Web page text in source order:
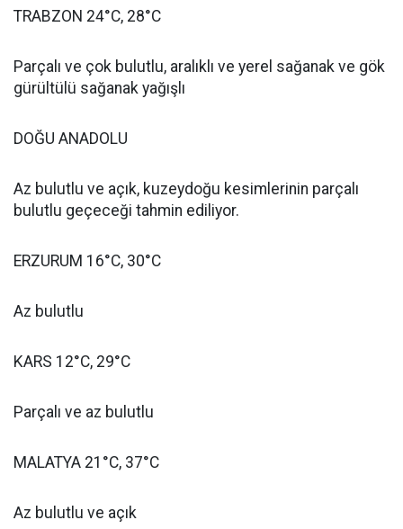
TRABZON 24°C, 28°C
Parçalı ve çok bulutlu, aralıklı ve yerel sağanak ve gök
gürültülü sağanak yağışlı
DOĞU ANADOLU
Az bulutlu ve açık, kuzeydoğu kesimlerinin parçalı
bulutlu geçeceği tahmin ediliyor.
ERZURUM 16°C, 30°C
Az bulutlu
KARS 12°C, 29°C
Parçalı ve az bulutlu
MALATYA 21°C, 37°C
Az bulutlu ve açık